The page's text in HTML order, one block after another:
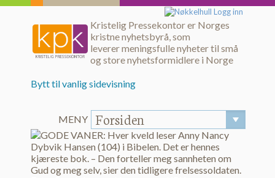
Logg inn
Kristelig Pressekontor er Norges
kristne nyhetsbyrå, som
leverer meningsfulle nyheter til små
og store nyhetsformidlere i Norge
Bytt til vanlig sidevisning
MENY Forsiden